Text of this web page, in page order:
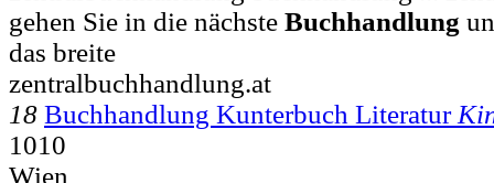
gehen Sie in die nächste Buchhandlung
das breite
zentralbuchhandlung.at
18 Buchhandlung Kunterbuch Literatur
1010
Wien